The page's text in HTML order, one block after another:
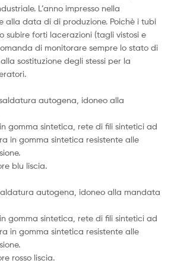
L’anno impresso nella
alla data di di produzione. Poichè i tubi
subire forti lacerazioni (tagli vistosi e
di monitorare sempre lo stato di
sostituzione degli stessi per la
autogena, idoneo alla
gomma sintetica, rete di fili sintetici ad
in gomma sintetica resistente alle
blu liscia.
autogena, idoneo alla mandata
gomma sintetica, rete di fili sintetici ad
in gomma sintetica resistente alle
rosso liscia.